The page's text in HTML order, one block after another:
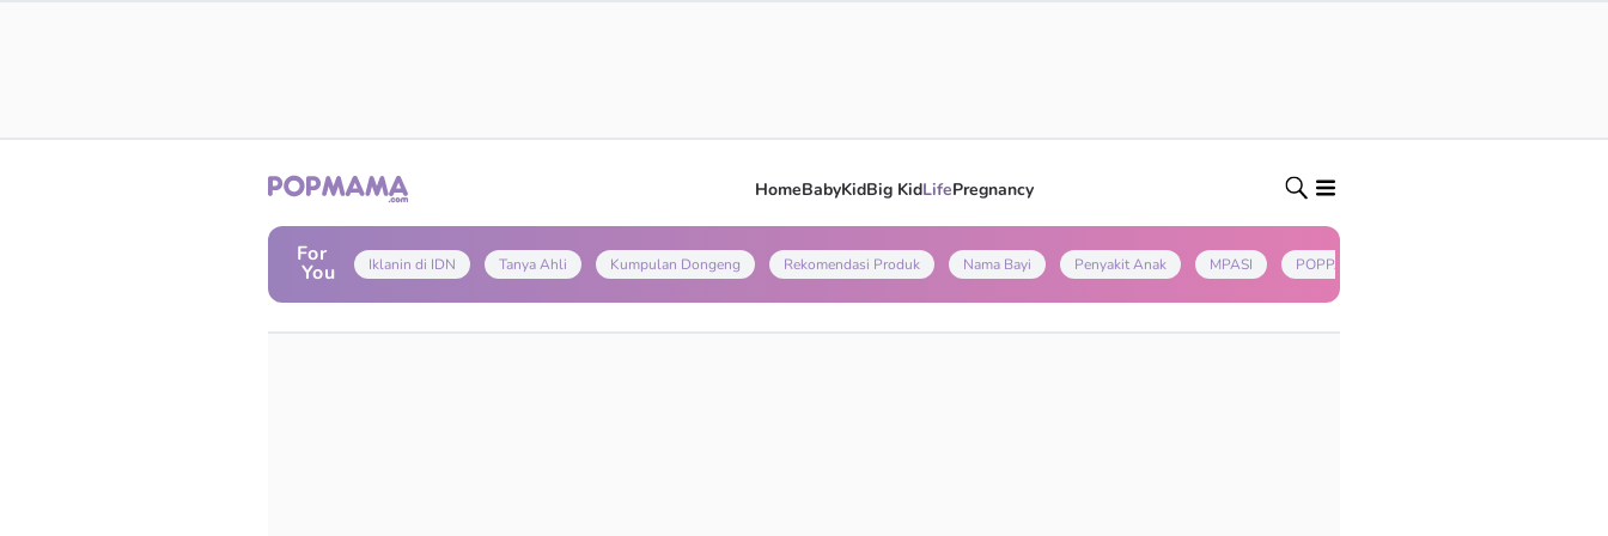
HomeBabyKidBig KidLifePregnancy
For
You Iklanin di IDN Tanya Ahli Kumpulan Dongeng Rekomendasi Produk Nama Bayi Penyakit Anak MPASI POPPAPA